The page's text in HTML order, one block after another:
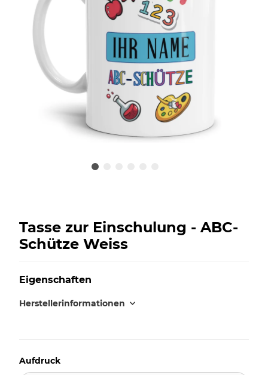
Tasse zur Einschulung - ABC-
Schütze Weiss
Eigenschaften
Herstellerinformationen
Aufdruck